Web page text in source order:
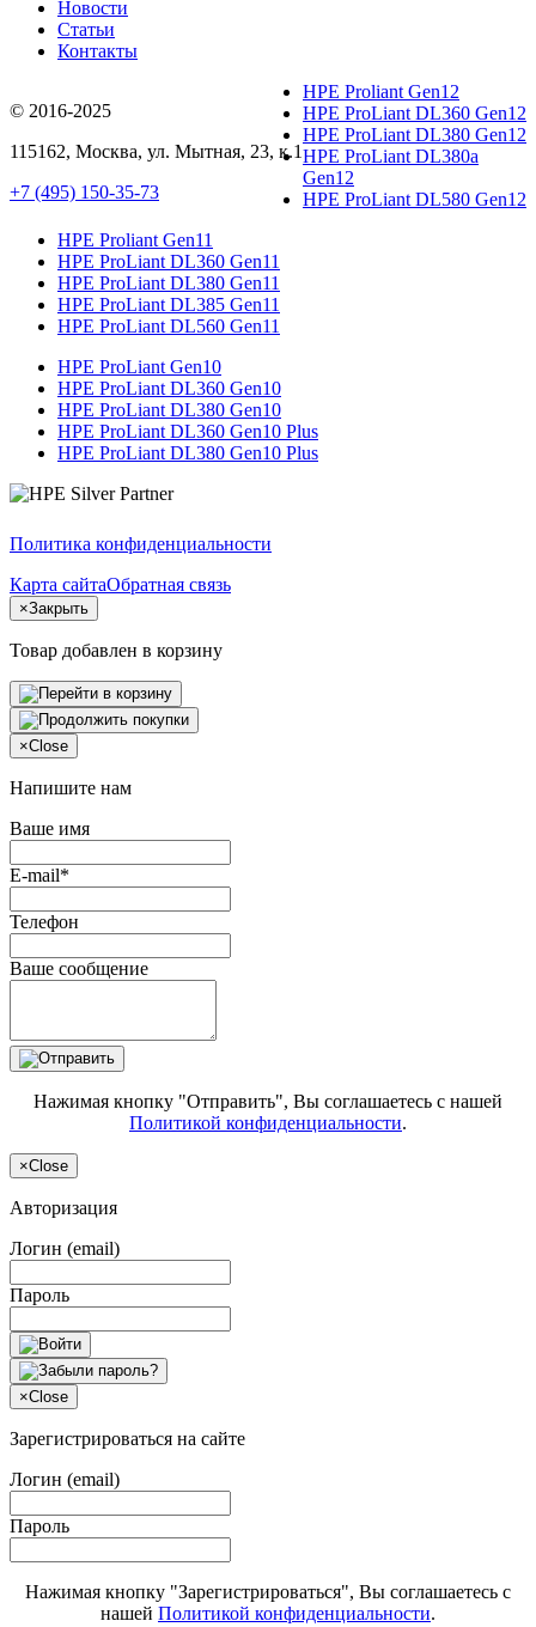
Новости
Статьи
Контакты
© 2016-2025
115162, Москва, ул. Мытная, 23, к.1
+7 (495) 150-35-73
HPE Proliant Gen12
HPE ProLiant DL360 Gen12
HPE ProLiant DL380 Gen12
HPE ProLiant DL380a
Gen12
HPE ProLiant DL580 Gen12
HPE Proliant Gen11
HPE ProLiant DL360 Gen11
HPE ProLiant DL380 Gen11
HPE ProLiant DL385 Gen11
HPE ProLiant DL560 Gen11
HPE ProLiant Gen10
HPE ProLiant DL360 Gen10
HPE ProLiant DL380 Gen10
HPE ProLiant DL360 Gen10 Plus
HPE ProLiant DL380 Gen10 Plus
Политика конфиденциальности
Карта сайтаОбратная связь
×Закрыть
Товар добавлен в корзину
×Close
Напишите нам
Ваше имя
E-mail*
Телефон
Ваше сообщение
Нажимая кнопку "Отправить", Вы соглашаетесь с нашей
Политикой конфиденциальности.
×Close
Авторизация
Логин (email)
Пароль
×Close
Зарегистрироваться на сайте
Логин (email)
Пароль
Нажимая кнопку "Зарегистрироваться", Вы соглашаетесь с
нашей Политикой конфиденциальности.